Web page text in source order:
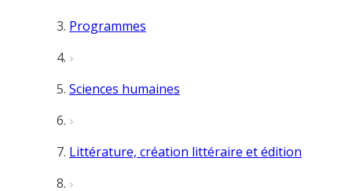
Programmes
Sciences humaines
Littérature, création littéraire et édition